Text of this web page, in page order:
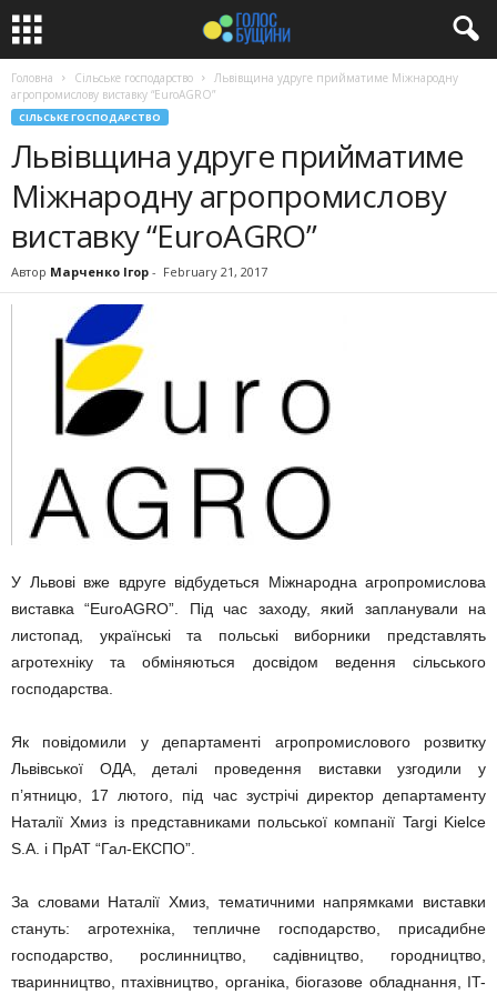
Головна Сільське господарство
Львівщина удруге прийматиме Міжнародну
агропромислову виставку “EuroAGRO”
СІЛЬСЬКЕ ГОСПОДАРСТВО
Львівщина удруге прийматиме
Міжнародну агропромислову
виставку “EuroAGRO”
Автор Марченко Ігор - February 21, 2017
У Львові вже вдруге відбудеться Міжнародна агропромислова
виставка “EuroAGRO”. Під час заходу, який запланували на
листопад, українські та польські виборники представлять
агротехніку та обміняються досвідом ведення сільського
господарства.
Як повідомили у департаменті агропромислового розвитку
Львівської ОДА, деталі проведення виставки узгодили у
п’ятницю, 17 лютого, під час зустрічі директор департаменту
Наталії Хмиз із представниками польської компанії Targi Kielce
S.A. і ПрАТ “Гал-ЕКСПО”.
За словами Наталії Хмиз, тематичними напрямками виставки
стануть: агротехніка, тепличне господарство, присадибне
господарство, рослинництво, садівництво, городництво,
тваринництво, птахівництво, органіка, біогазове обладнання, IT-